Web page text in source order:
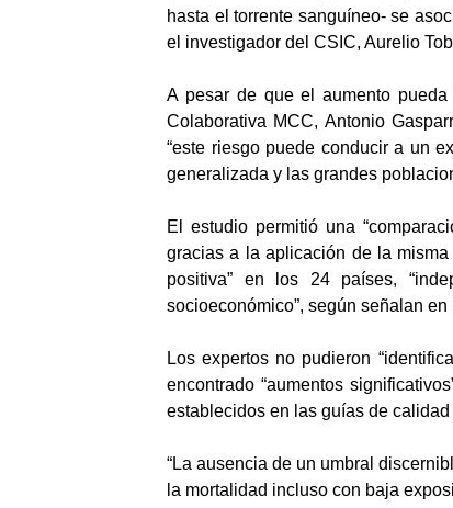
hasta el torrente sanguíneo- se
el investigador del CSIC, Aurelio
A pesar de que el aumento pueda
Colaborativa MCC, Antonio
“este riesgo puede conducir a un
generalizada y las grandes
El estudio permitió una
gracias a la aplicación de la
positiva” en los 24 países,
socioeconómico”, según señalan
Los expertos no pudieron
encontrado “aumentos
establecidos en las guías de
“La ausencia de un umbral
la mortalidad incluso con baja